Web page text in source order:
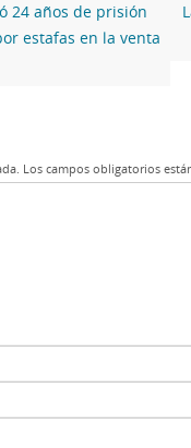
24 años de prisión
estafas en la venta
Los campos obligatorios